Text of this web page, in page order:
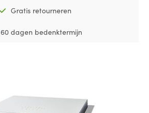
Gratis retourneren
60 dagen bedenktermijn